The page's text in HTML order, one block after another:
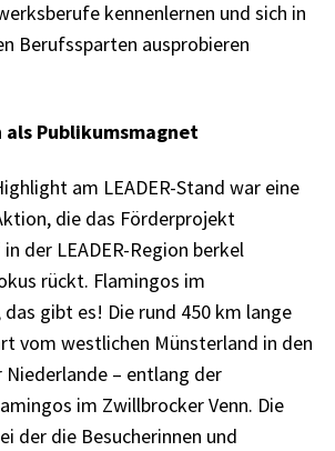
kennenlernen und sich in
Berufssparten ausprobieren
Publikumsmagnet
am LEADER-Stand war eine
die das Förderprojekt
der LEADER-Region berkel
rückt. Flamingos im
das gibt es! Die rund 450 km lange
vom westlichen Münsterland in den
– entlang der
im Zwillbrocker Venn. Die
der die Besucherinnen und